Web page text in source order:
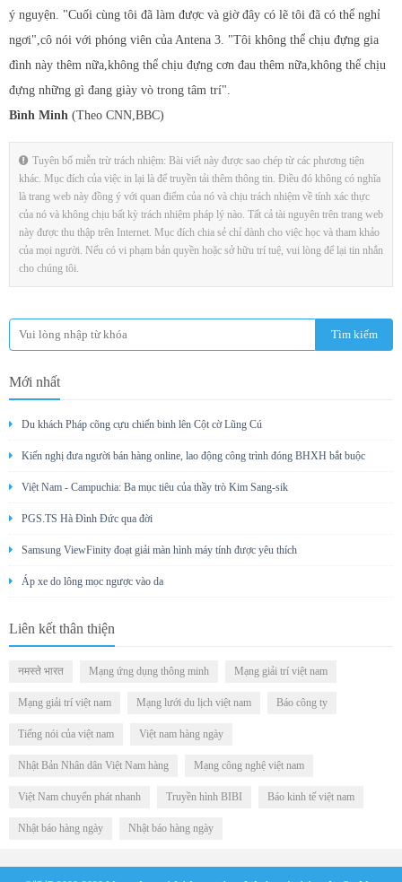
ý nguyện. "Cuối cùng tôi đã làm được và giờ đây có lẽ tôi đã có thể nghỉ
ngơi",cô nói với phóng viên của Antena 3. "Tôi không thể chịu đựng gia
đình này thêm nữa,không thể chịu đựng cơn đau thêm nữa,không thể chịu
đựng những gì đang giày vò trong tâm trí".
Bình Minh (Theo CNN,BBC)
Tuyên bố miễn trừ trách nhiệm: Bài viết này được sao chép từ các phương tiện
khác. Mục đích của việc in lại là để truyền tải thêm thông tin. Điều đó không có nghĩa
là trang web này đồng ý với quan điểm của nó và chịu trách nhiệm về tính xác thực
của nó và không chịu bất kỳ trách nhiệm pháp lý nào. Tất cả tài nguyên trên trang web
này được thu thập trên Internet. Mục đích chia sẻ chỉ dành cho việc học và tham khảo
của mọi người. Nếu có vi phạm bản quyền hoặc sở hữu trí tuệ, vui lòng để lại tin nhắn
cho chúng tôi.
Mới nhất
Du khách Pháp cõng cựu chiến binh lên Cột cờ Lũng Cú
Kiến nghị đưa người bán hàng online, lao động công trình đóng BHXH bắt buộc
Việt Nam - Campuchia: Ba mục tiêu của thầy trò Kim Sang-sik
PGS.TS Hà Đình Đức qua đời
Samsung ViewFinity đoạt giải màn hình máy tính được yêu thích
Áp xe do lông mọc ngược vào da
Liên kết thân thiện
नमस्ते भारत Mạng ứng dụng thông minh Mạng giải trí việt nam
Mạng giải trí việt nam Mạng lưới du lịch việt nam Báo công ty
Tiếng nói của việt nam Việt nam hàng ngày
Nhật Bản Nhân dân Việt Nam hàng Mạng công nghệ việt nam
Việt Nam chuyển phát nhanh Truyền hình BIBI Báo kinh tế việt nam
Nhật báo hàng ngày Nhật báo hàng ngày